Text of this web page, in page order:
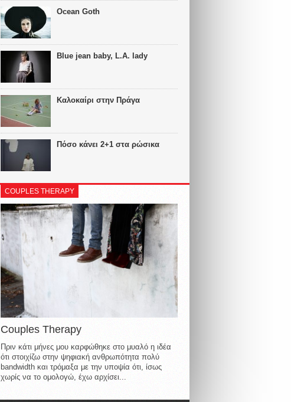
Ocean Goth
Blue jean baby, L.A. lady
Καλοκαίρι στην Πράγα
Πόσο κάνει 2+1 στα ρώσικα
COUPLES THERAPY
Couples Therapy
Πριν κάτι μήνες μου καρφώθηκε στο μυαλό η ιδέα
ότι στοιχίζω στην ψηφιακή ανθρωπότητα πολύ
bandwidth και τρόμαξα με την υποψία ότι, ίσως
χωρίς να το ομολογώ, έχω αρχίσει...